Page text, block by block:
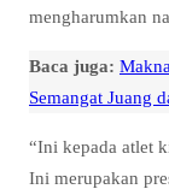
mengharumkan
Baca juga:
Semangat Juang
“Ini kepada atlet
Ini merupakan